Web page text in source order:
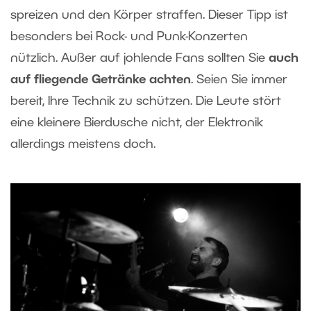
spreizen und den Körper straffen. Dieser Tipp ist
besonders bei Rock- und Punk-Konzerten
nützlich. Außer auf johlende Fans sollten Sie auch
auf fliegende Getränke achten. Seien Sie immer
bereit, Ihre Technik zu schützen. Die Leute stört
eine kleinere Bierdusche nicht, der Elektronik
allerdings meistens doch.